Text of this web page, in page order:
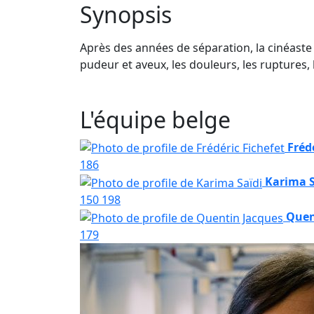
Synopsis
Après des années de séparation, la
pudeur et aveux, les douleurs, les ruptures,
L'équipe belge
186
Karima
150 198
179